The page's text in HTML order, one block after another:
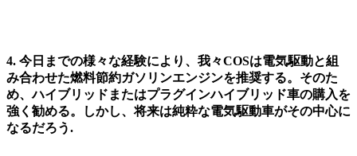
4. 今日までの様々な経験により、我々COSは電気駆動と組
み合わせた燃料節約ガソリンエンジンを推奨する。そのた
め、ハイブリッドまたはプラグインハイブリッド車の購入を
強く勧める。しかし、将来は純粋な電気駆動車がその中心に
なるだろう.